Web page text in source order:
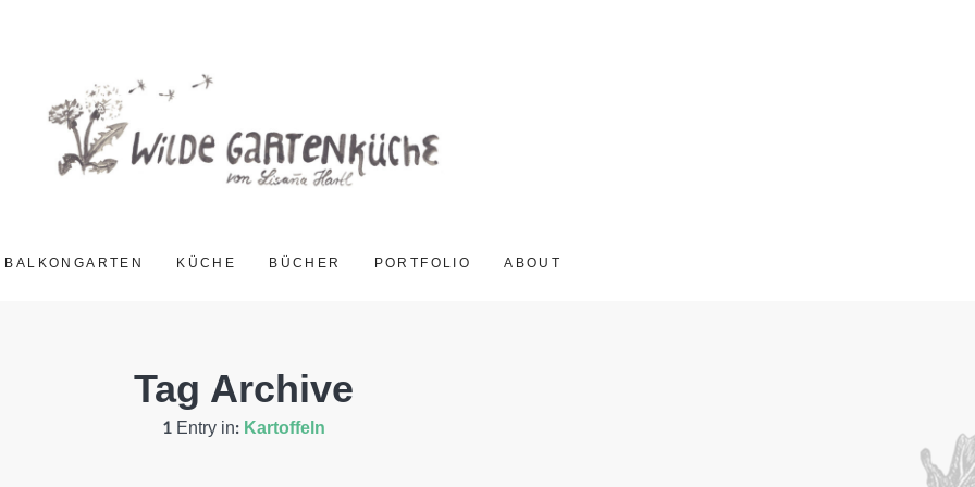
BALKONGARTEN KÜCHE BÜCHER PORTFOLIO ABOUT
Tag Archive
1 Entry in:Kartoffeln